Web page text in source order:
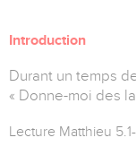
Introduction
Durant un temps
« Donne-moi des
Lecture Matthieu